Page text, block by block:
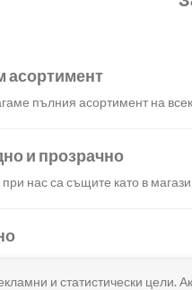
асортимент
пълния асортимент на
и прозрачно
нас са същите като в
натискания създаваш
и статистически